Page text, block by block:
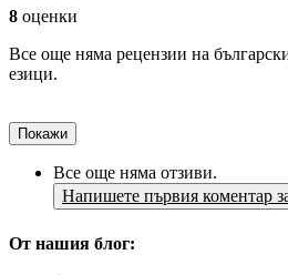
8 оценки
Все още няма рецензии на
езици.
Покажи
Все още няма отзиви.
Напишете първия коментар
От нашия блог: